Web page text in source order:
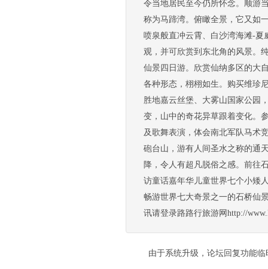
令当地居民至今仍所怀念。顺游
称为马蹄湾。俯瞰全景，它又如
喷泉般直冲云霄、白沙湾海滩-夏
观，并可欣赏到东北角的风景。
仙景四日游。欣赏仙纳多区的大
各种形态，栩栩如生。购买维珍
胜地嘉云丝堡、大雾山国家公园
变，山中的奇花异草跟着变化。
及歌舞表演，体会南北军队马术
砲台山，游有人间圣水之称的通
降，令人有超凡脱俗之感。前往
访童话嘉年华儿童世界七个小矮
畅游世界七大奇景之一的石桥仙
讯请登录路路行旅游网http://
由于系统升级，论坛回复功能临